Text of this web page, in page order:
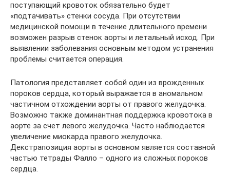
поступающий кровоток обязательно будет
«подтачивать» стенки сосуда. При отсутствии
медицинской помощи в течение длительного времени
возможен разрыв стенок аорты и летальный исход. При
выявлении заболевания основным методом устранения
проблемы считается операция.
Патология представляет собой один из врожденных
пороков сердца, который выражается в аномальном
частичном отхождении аорты от правого желудочка.
Возможно также доминантная поддержка кровотока в
аорте за счет левого желудочка. Часто наблюдается
увеличение миокарда правого желудочка.
Декстрапозиция аорты в основном является составной
частью тетрады Фалло – одного из сложных пороков
сердца.